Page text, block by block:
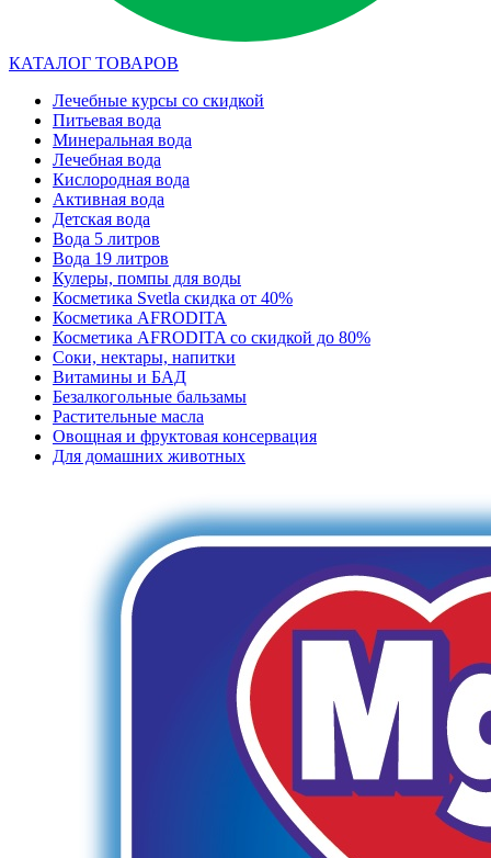
КАТАЛОГ ТОВАРОВ
Лечебные курсы со скидкой
Питьевая вода
Минеральная вода
Лечебная вода
Кислородная вода
Активная вода
Детская вода
Вода 5 литров
Вода 19 литров
Кулеры, помпы для воды
Косметика Svetla скидка от 40%
Косметика AFRODITA
Косметика AFRODITA со скидкой до 80%
Соки, нектары, напитки
Витамины и БАД
Безалкогольные бальзамы
Растительные масла
Овощная и фруктовая консервация
Для домашних животных